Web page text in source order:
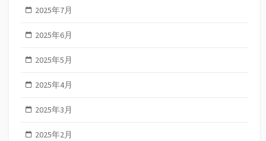
2025年7月
2025年6月
2025年5月
2025年4月
2025年3月
2025年2月